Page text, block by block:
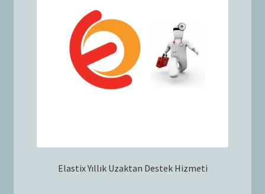
Elastix Yıllık Uzaktan Destek Hizmeti